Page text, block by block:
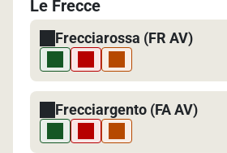
Le Frecce
Frecciarossa (FR AV)
Frecciargento (FA AV)